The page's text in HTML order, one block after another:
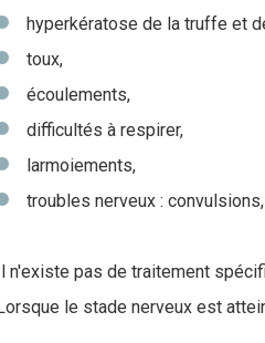
hyperkératose de la truffe et
toux,
écoulements,
difficultés à respirer,
larmoiements,
troubles nerveux :
n'existe pas de traitement
le stade nerveux est